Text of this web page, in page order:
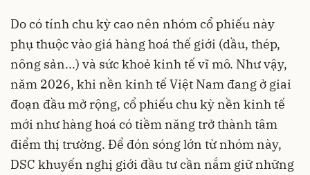
Do có tính chu kỳ cao nên nhóm cổ phiếu này
phụ thuộc vào giá hàng hoá thế giới (dầu, thép,
nông sản...) và sức khoẻ kinh tế vĩ mô. Như vậy,
năm 2026, khi nền kinh tế Việt Nam đang ở giai
đoạn đầu mở rộng, cổ phiếu chu kỳ nền kinh tế
mới như hàng hoá có tiềm năng trở thành tâm
điểm thị trường. Để đón sóng lớn từ nhóm này,
DSC khuyến nghị giới đầu tư cần nắm giữ những